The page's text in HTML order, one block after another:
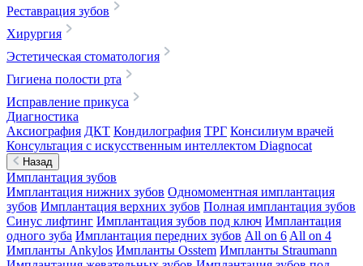
Реставрация зубов
Хирургия
Эстетическая стоматология
Гигиена полости рта
Исправление прикуса
Диагностика
Аксиография ДКТ Кондилография ТРГ Консилиум врачей
Консультация с искусственным интеллектом Diagnocat
Назад
Имплантация зубов
Имплантация нижних зубов Одномоментная имплантация
зубов Имплантация верхних зубов Полная имплантация зубов
Синус лифтинг Имплантация зубов под ключ Имплантация
одного зуба Имплантация передних зубов All on 6 All on 4
Импланты Ankylos Импланты Osstem Импланты Straumann